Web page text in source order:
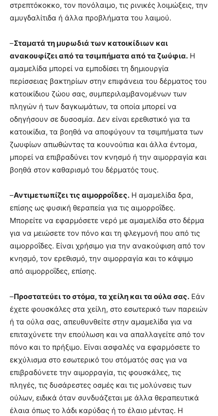
στρεπτόκοκκο, τον πονόλαιμο, τις ρινικές λοιμώξεις, την
αμυγδαλίτιδα ή άλλα προβλήματα του λαιμού.
–Σταματά τη μυρωδιά των κατοικίδιων και
ανακουφίζει από τα τσιμπήματα από τα ζωύφια. Η
αμαμελίδα μπορεί να εμποδίσει τη δημιουργία
περίσσειας βακτηρίων στην επιφάνεια του δέρματος του
κατοικίδιου ζώου σας, συμπεριλαμβανομένων των
πληγών ή των δαγκωμάτων, τα οποία μπορεί να
οδηγήσουν σε δυσοσμία. Δεν είναι ερεθιστικό για τα
κατοικίδια, τα βοηθά να αποφύγουν τα τσιμπήματα των
ζωυφίων απωθώντας τα κουνούπια και άλλα έντομα,
μπορεί να επιβραδύνει τον κνησμό ή την αιμορραγία και
βοηθά στον καθαρισμό του δέρματός τους.
–Αντιμετωπίζει τις αιμορροΐδες. Η αμαμελίδα δρα,
επίσης ως φυσική θεραπεία για τις αιμορροΐδες.
Μπορείτε να εφαρμόσετε νερό με αμαμελίδα στο δέρμα
για να μειώσετε τον πόνο και τη φλεγμονή που από τις
αιμορροΐδες. Είναι χρήσιμο για την ανακούφιση από τον
κνησμό, τον ερεθισμό, την αιμορραγία και το κάψιμο
από αιμορροΐδες, επίσης.
–Προστατεύει το στόμα, τα χείλη και τα ούλα σας. Εάν
έχετε φουσκάλες στα χείλη, στο εσωτερικό των παρειών
ή τα ούλα σας, απευθυνθείτε στην αμαμελίδα για να
επιταχύνετε την επούλωση και να απαλλαγείτε από τον
πόνο και το πρήξιμο. Είναι ασφαλές να εφαρμόσετε το
εκχύλισμα στο εσωτερικό του στόματός σας για να
επιβραδύνετε την αιμορραγία, τις φουσκάλες, τις
πληγές, τις δυσάρεστες οσμές και τις μολύνσεις των
ούλων, ειδικά όταν συνδυάζεται με άλλα θεραπευτικά
έλαια όπως το λάδι καρύδας ή το έλαιο μέντας. Η